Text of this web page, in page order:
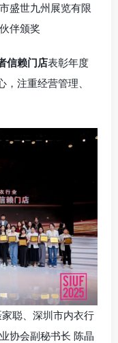
盛世九州展览有限
伴颁奖
信赖门店表彰年度
注重经营管理、
聪、深圳市内衣行
协会副秘书长 陈晶